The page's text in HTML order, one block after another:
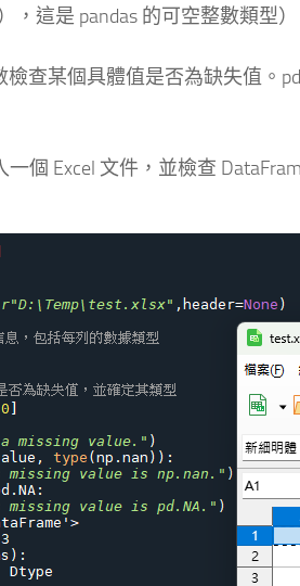
，這是 pandas 的可空整數類型
檢查某個具體值是否為缺失值。
個 Excel 文件，並檢查